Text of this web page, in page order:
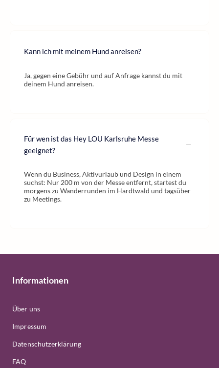
Kann ich mit meinem Hund anreisen?
Ja, gegen eine Gebühr und auf Anfrage kannst du mit
deinem Hund anreisen.
Für wen ist das Hey LOU Karlsruhe Messe
geeignet?
Wenn du Business, Aktivurlaub und Design in einem
suchst: Nur 200 m von der Messe entfernt, startest du
morgens zu Wanderrunden im Hardtwald und tagsüber
zu Meetings.
Informationen
Über uns
Impressum
Datenschutzerklärung
FAQ